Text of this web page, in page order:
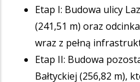
Etap I: Budowa ulicy
(241,51 m) oraz
wraz z pełną
Etap II: Budowa
Bałtyckiej (256,82 m),